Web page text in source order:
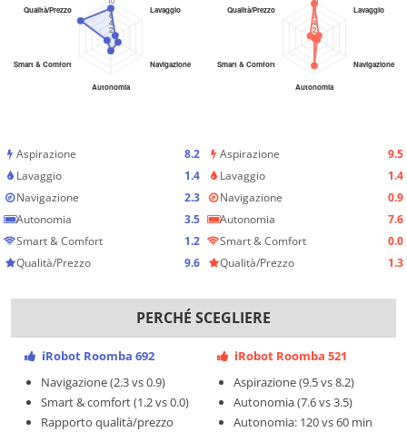
Aspirazione
8.2
Lavaggio
1.4
Navigazione
2.3
Autonomia
3.5
Smart & Comfort
1.2
Qualità/Prezzo
9.6
Aspirazione
9.5
Lavaggio
1.4
Navigazione
0.9
Autonomia
7.6
Smart & Comfort
0.0
Qualità/Prezzo
1.3
PERCHÉ SCEGLIERE
iRobot Roomba 692
Navigazione (2.3 vs 0.9)
Smart & comfort (1.2 vs 0.0)
Rapporto qualità/prezzo
iRobot Roomba 521
Aspirazione (9.5 vs 8.2)
Autonomia (7.6 vs 3.5)
Autonomia: 120 vs 60 min